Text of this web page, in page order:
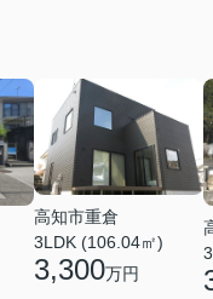
高知市重倉
3LDK (106.04㎡)
3,300万円